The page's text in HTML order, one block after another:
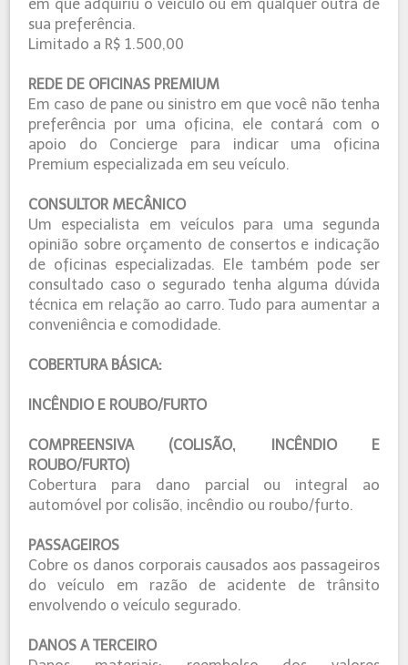
em que adquiriu o veículo ou em qualquer outra de
sua preferência.
Limitado a R$ 1.500,00
REDE DE OFICINAS PREMIUM
Em caso de pane ou sinistro em que você não tenha
preferência por uma oficina, ele contará com o
apoio do Concierge para indicar uma oficina
Premium especializada em seu veículo.
CONSULTOR MECÂNICO
Um especialista em veículos para uma segunda
opinião sobre orçamento de consertos e indicação
de oficinas especializadas. Ele também pode ser
consultado caso o segurado tenha alguma dúvida
técnica em relação ao carro. Tudo para aumentar a
conveniência e comodidade.
COBERTURA BÁSICA:
INCÊNDIO E ROUBO/FURTO
COMPREENSIVA (COLISÃO, INCÊNDIO E
ROUBO/FURTO)
Cobertura para dano parcial ou integral ao
automóvel por colisão, incêndio ou roubo/furto.
PASSAGEIROS
Cobre os danos corporais causados aos passageiros
do veículo em razão de acidente de trânsito
envolvendo o veículo segurado.
DANOS A TERCEIRO